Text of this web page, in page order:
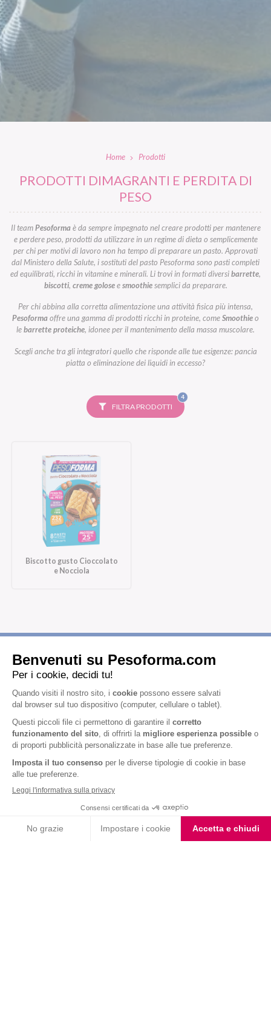
Home Prodotti
PRODOTTI DIMAGRANTI E PERDITA DI
PESO
Il teamPesoformaè da sempre impegnato nel creare prodotti per mantenere
e perdere peso, prodotti da utilizzare in un regime di dieta o semplicemente
per chi per motivi di lavoro non ha tempo di preparare un pasto. Approvati
dal Ministero della Salute, i sostituti del pasto Pesoforma sono pasti completi
ed equilibrati, ricchi in vitamine e minerali. Li trovi in formati diversibarrette,
biscotti, creme goloseesmoothiesemplici da preparare.
Per chi abbina alla corretta alimentazione una attività fisica più intensa,
Pesoformaoffre una gamma di prodotti ricchi in proteine, comeSmoothieo
lebarrette proteiche, idonee per il mantenimento della massa muscolare.
Scegli anche tra gli integratori quello che risponde alle tue esigenze: pancia
piatta o eliminazione dei liquidi in eccesso?
FILTRA PRODOTTI
4FILTRI
SELEZIONATI
Biscotto gusto Cioccolato
e Nocciola
Iscriviti alla newsletter
informativa privacy
, acconsento all'iscrizione alla newsletter
periodica di Nutrition et Santé
Nutrition & Sante' Italia Spa